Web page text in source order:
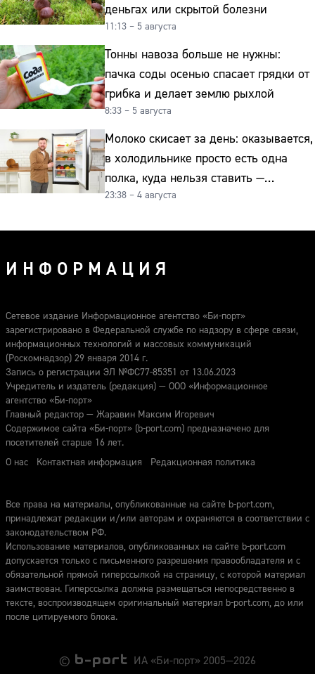
деньгах или скрытой болезни
11:13 – 5 августа
Тонны навоза больше не нужны:
пачка соды осенью спасает грядки от
грибка и делает землю рыхлой
8:33 – 5 августа
Молоко скисает за день: оказывается,
в холодильнике просто есть одна
полка, куда нельзя ставить —
превращает свежие продукты
23:38 – 4 августа
ИНФОРМАЦИЯ
Сетевое издание Информационное агентство «Би-порт»
зарегистрировано в Федеральной службе по надзору в сфере связи,
информационных технологий и массовых коммуникаций
(Роскомнадзор) 29 января 2014 г.
Запись о регистрации ЭЛ №ФС77-85351 от 13.06.2023
Учредитель и издатель (редакция) — ООО «Информационное
агентство «Би-порт»
Главный редактор — Жаравин Максим Игоревич
Содержимое сайта «Би-порт» (b-port.com) предназначено для
посетителей старше 16 лет.
О нас
Контактная информация Редакционная политика
Все права на материалы, опубликованные на сайте b-port.com,
принадлежат редакции и/или авторам и охраняются в соответствии с
законодательством РФ.
Использование материалов, опубликованных на сайте b-port.com
допускается только с письменного разрешения правообладателя и с
обязательной прямой гиперссылкой на страницу, с которой материал
заимствован. Гиперссылка должна размещаться непосредственно в
тексте, воспроизводящем оригинальный материал b-port.com, до или
после цитируемого блока.
© ИА «Би-порт» 2005—2026